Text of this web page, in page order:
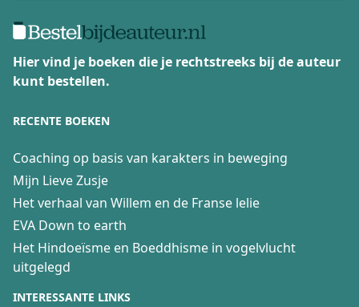
Hier vind je boeken die je rechtstreeks bij de auteur
kunt bestellen.
RECENTE BOEKEN
Coaching op basis van karakters in beweging
Mijn Lieve Zusje
Het verhaal van Willem en de Franse lelie
EVA Down to earth
Het Hindoeïsme en Boeddhisme in vogelvlucht
uitgelegd
INTERESSANTE LINKS